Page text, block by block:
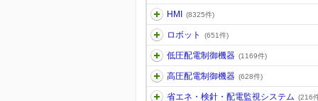
HMI (8325件)
ロボット (651件)
低圧配電制御機器 (1169件)
高圧配電制御機器 (628件)
省エネ・検針・配電監視システム (216